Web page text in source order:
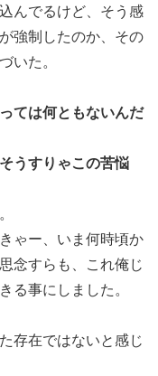
んでるけど、そう感
強制したのか、その
いた。
ては何ともないんだ
うすりゃこの苦悩
ゃー、いま何時頃か
念すらも、これ俺じ
る事にしました。
存在ではないと感じ